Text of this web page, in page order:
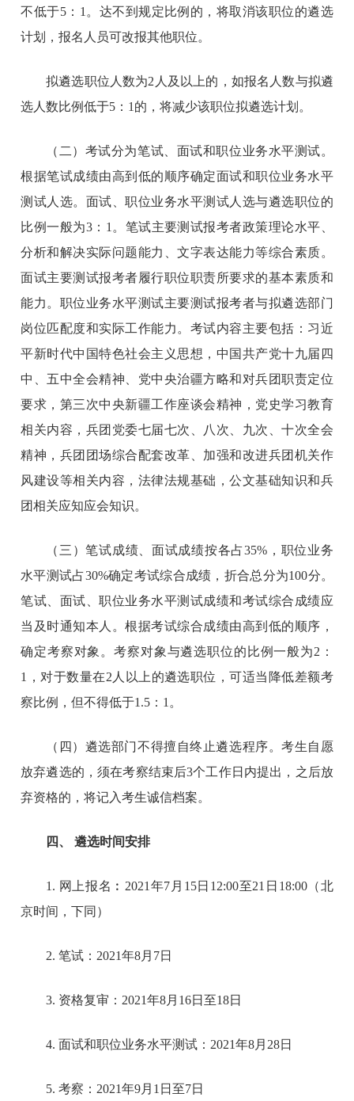
不低于5：1。达不到规定比例的，将取消该职位的遴选
计划，报名人员可改报其他职位。
拟遴选职位人数为2人及以上的，如报名人数与拟遴
选人数比例低于5：1的，将减少该职位拟遴选计划。
（二）考试分为笔试、面试和职位业务水平测试。
根据笔试成绩由高到低的顺序确定面试和职位业务水平
测试人选。面试、职位业务水平测试人选与遴选职位的
比例一般为3：1。笔试主要测试报考者政策理论水平、
分析和解决实际问题能力、文字表达能力等综合素质。
面试主要测试报考者履行职位职责所要求的基本素质和
能力。职位业务水平测试主要测试报考者与拟遴选部门
岗位匹配度和实际工作能力。考试内容主要包括：习近
平新时代中国特色社会主义思想，中国共产党十九届四
中、五中全会精神、党中央治疆方略和对兵团职责定位
要求，第三次中央新疆工作座谈会精神，党史学习教育
相关内容，兵团党委七届七次、八次、九次、十次全会
精神，兵团团场综合配套改革、加强和改进兵团机关作
风建设等相关内容，法律法规基础，公文基础知识和兵
团相关应知应会知识。
（三）笔试成绩、面试成绩按各占35%，职位业务
水平测试占30%确定考试综合成绩，折合总分为100分。
笔试、面试、职位业务水平测试成绩和考试综合成绩应
当及时通知本人。根据考试综合成绩由高到低的顺序，
确定考察对象。考察对象与遴选职位的比例一般为2：
1，对于数量在2人以上的遴选职位，可适当降低差额考
察比例，但不得低于1.5：1。
（四）遴选部门不得擅自终止遴选程序。考生自愿
放弃遴选的，须在考察结束后3个工作日内提出，之后放
弃资格的，将记入考生诚信档案。
四、 遴选时间安排
1. 网上报名︰2021年7月15日12:00至21日18:00（北
京时间，下同）
2. 笔试：2021年8月7日
3. 资格复审：2021年8月16日至18日
4. 面试和职位业务水平测试：2021年8月28日
5. 考察：2021年9月1日至7日